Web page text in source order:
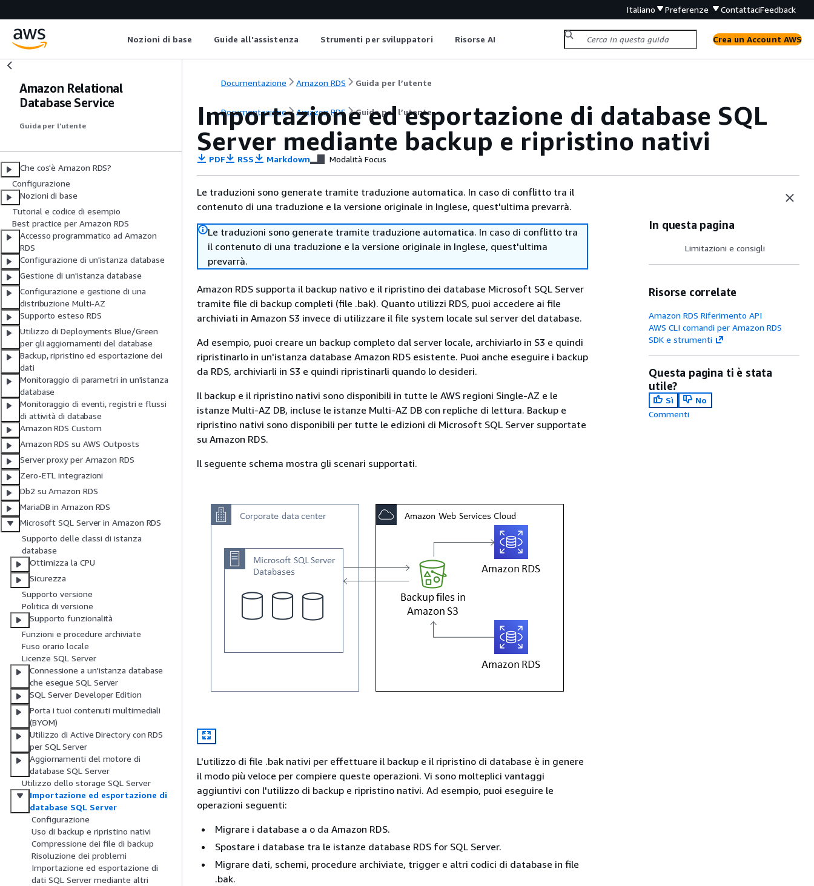
Italiano Preferenze ContattaciFeedback
Nozioni di base Guide all'assistenza Strumenti per sviluppatori Risorse AI Crea un Account AWS
Amazon Relational
Database Service
Guida per l’utente
Che cos'è Amazon RDS?
Configurazione
Nozioni di base
Tutorial e codice di esempio
Best practice per Amazon RDS
Accesso programmatico ad Amazon
RDS
Configurazione di un'istanza database
Gestione di un'istanza database
Configurazione e gestione di una
distribuzione Multi-AZ
Supporto esteso RDS
Utilizzo di Deployments Blue/Green
per gli aggiornamenti del database
Backup, ripristino ed esportazione dei
dati
Monitoraggio di parametri in un'istanza
database
Monitoraggio di eventi, registri e flussi
di attività di database
Amazon RDS Custom
Amazon RDS su AWS Outposts
Server proxy per Amazon RDS
Zero-ETL integrazioni
Db2 su Amazon RDS
MariaDB in Amazon RDS
Microsoft SQL Server in Amazon RDS
Supporto delle classi di istanza
database
Ottimizza la CPU
Sicurezza
Supporto versione
Politica di versione
Supporto funzionalità
Funzioni e procedure archiviate
Fuso orario locale
Licenze SQL Server
Connessione a un'istanza database
che esegue SQL Server
SQL Server Developer Edition
Porta i tuoi contenuti multimediali
(BYOM)
Utilizzo di Active Directory con RDS
per SQL Server
Aggiornamenti del motore di
database SQL Server
Utilizzo dello storage SQL Server
Importazione ed esportazione di
database SQL Server
Configurazione
Uso di backup e ripristino nativi
Compressione dei file di backup
Risoluzione dei problemi
Importazione ed esportazione di
dati SQL Server mediante altri
Documentazione Amazon RDS Guida per l’utente
Documentazione Amazon RDS Guida per l’utente
Importazione ed esportazione di database SQL
Server mediante backup e ripristino nativi
PDF RSS Markdown Modalità Focus
Le traduzioni sono generate tramite traduzione automatica. In caso di conflitto tra il
contenuto di una traduzione e la versione originale in Inglese, quest'ultima prevarrà.
Le traduzioni sono generate tramite traduzione automatica. In caso di conflitto tra
il contenuto di una traduzione e la versione originale in Inglese, quest'ultima
prevarrà.
Amazon RDS supporta il backup nativo e il ripristino dei database Microsoft SQL Server
tramite file di backup completi (file .bak). Quanto utilizzi RDS, puoi accedere ai file
archiviati in Amazon S3 invece di utilizzare il file system locale sul server del database.
Ad esempio, puoi creare un backup completo dal server locale, archiviarlo in S3 e quindi
ripristinarlo in un'istanza database Amazon RDS esistente. Puoi anche eseguire i backup
da RDS, archiviarli in S3 e quindi ripristinarli quando lo desideri.
Il backup e il ripristino nativi sono disponibili in tutte le AWS regioni Single-AZ e le
istanze Multi-AZ DB, incluse le istanze Multi-AZ DB con repliche di lettura. Backup e
ripristino nativi sono disponibili per tutte le edizioni di Microsoft SQL Server supportate
su Amazon RDS.
Il seguente schema mostra gli scenari supportati.
L'utilizzo di file .bak nativi per effettuare il backup e il ripristino di database è in genere
il modo più veloce per compiere queste operazioni. Vi sono molteplici vantaggi
aggiuntivi con l'utilizzo di backup e ripristino nativi. Ad esempio, puoi eseguire le
operazioni seguenti:
Migrare i database a o da Amazon RDS.
Spostare i database tra le istanze database RDS for SQL Server.
Migrare dati, schemi, procedure archiviate, trigger e altri codici di database in file
.bak.
In questa pagina
Limitazioni e consigli
Risorse correlate
Amazon RDS Riferimento API
AWS CLI comandi per Amazon RDS
SDK e strumenti
Questa pagina ti è stata
utile?
Sì
No
Commenti